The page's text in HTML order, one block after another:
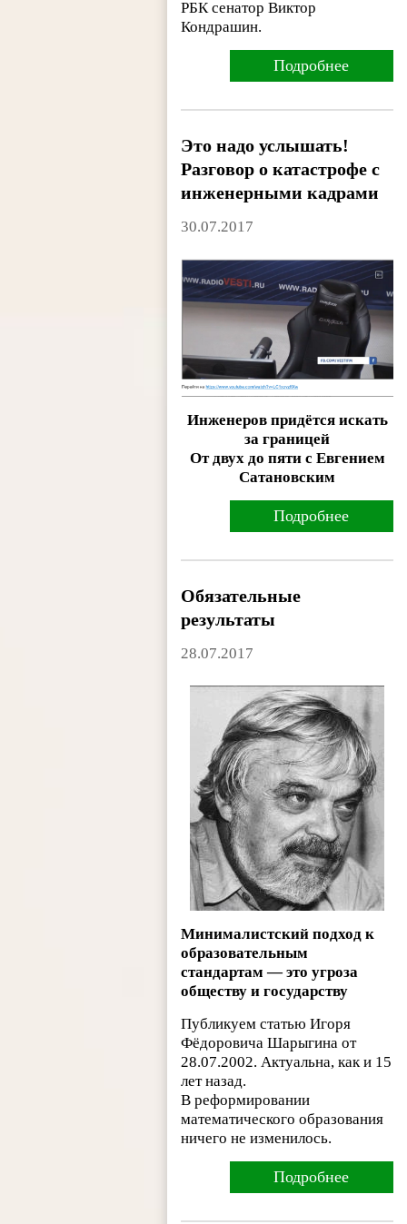
РБК сенатор Виктор
Кондрашин.
Подробнее
Это надо услышать!
Разговор о катастрофе с
инженерными кадрами
30.07.2017
Инженеров придётся искать
за границей
От двух до пяти с Евгением
Сатановским
Подробнее
Обязательные
результаты
28.07.2017
Минималистский подход к
образовательным
стандартам — это угроза
обществу и государству
Публикуем статью Игоря
Фёдоровича Шарыгина от
28.07.2002. Актуальна, как и 15
лет назад.
В реформировании
математического образования
ничего не изменилось.
Подробнее